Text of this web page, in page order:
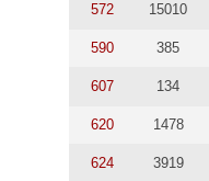
572 15010
590 385
607 134
620 1478
624 3919